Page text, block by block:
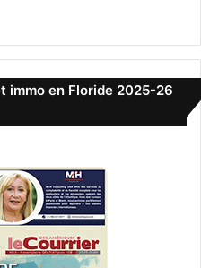
immo en Floride 2025-26